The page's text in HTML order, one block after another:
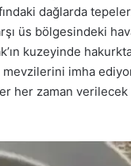
dağlarda
üs bölgesindeki
kuzeyinde
imha
her zaman